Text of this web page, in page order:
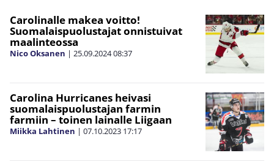
Carolinalle makea voitto!
Suomalaispuolustajat onnistuivat
maalinteossa
Nico Oksanen | 25.09.202408:37
Carolina Hurricanes heivasi
suomalaispuolustajan farmin
farmiin – toinen lainalle Liigaan
Miikka Lahtinen | 07.10.2023 17:17